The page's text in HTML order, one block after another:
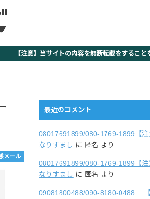
注意】当サイトの内容を無断転載をすることを
メール
最近のコメント
08017691899/080-1769-1899【注
なりすまし に 匿名 より
08017691899/080-1769-1899【注
なりすまし に 匿名 より
09081800488/090-8180-0488 【